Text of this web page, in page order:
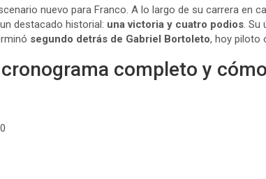
nuevo para Franco. A lo largo de su carrera en
destacado historial: una victoria y cuatro podios. Su
segundo detrás de Gabriel Bortoleto, hoy piloto
completo y